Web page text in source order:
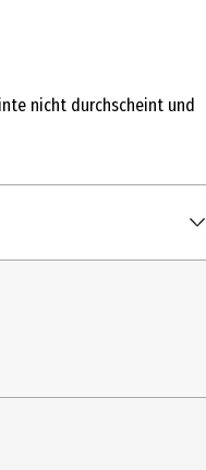
nicht durchscheint und